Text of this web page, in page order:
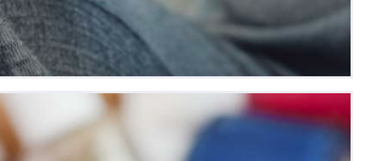
« Montre Femme de Cocktail » –
1960’s